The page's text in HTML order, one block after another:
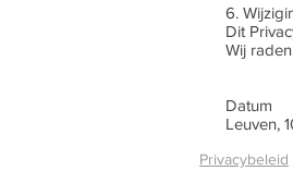
6.
Dit
Wij
Datum
Leuven,
Privacybeleid